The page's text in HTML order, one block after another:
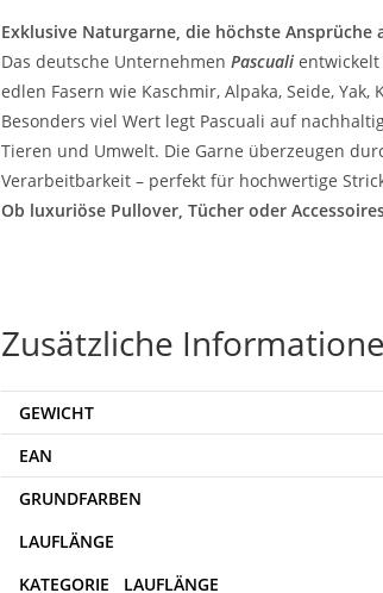
Exklusive Naturgarne, die höchste
Das deutsche Unternehmen Pascualientwickelt
edlen Fasern wie Kaschmir, Alpaka, Seide,
Besonders viel Wert legt Pascuali auf
Tieren und Umwelt. Die Garne überzeugen
Verarbeitbarkeit – perfekt für hochwertige
Ob luxuriöse Pullover, Tücher oder
Zusätzliche
GEWICHT
EAN